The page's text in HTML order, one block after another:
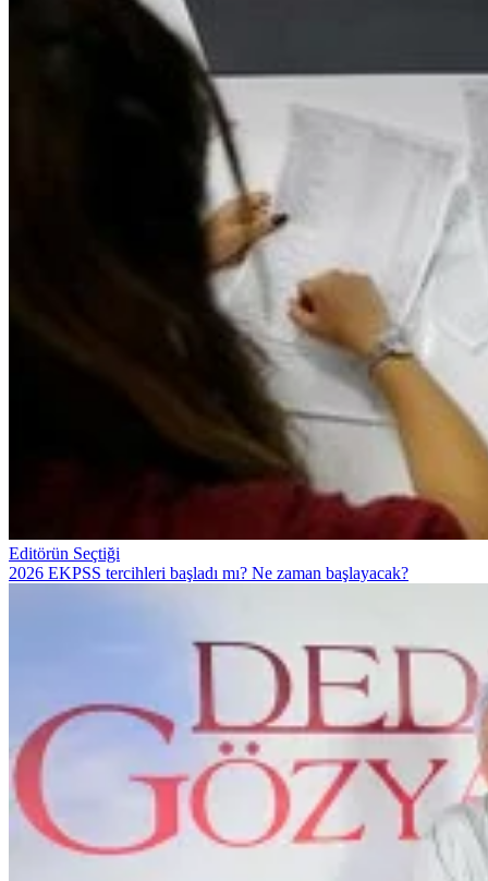
Editörün Seçtiği
2026 EKPSS tercihleri başladı mı? Ne zaman başlayacak?